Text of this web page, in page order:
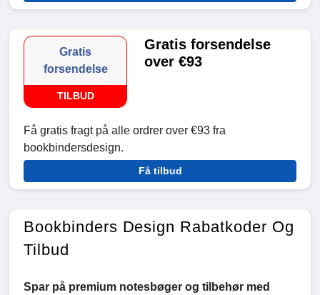
Gratis
forsendelse
TILBUD
Gratis forsendelse
over €93
Få gratis fragt på alle ordrer over €93 fra
bookbindersdesign.
Få tilbud
Bookbinders Design Rabatkoder Og
Tilbud
Spar på premium notesbøger og tilbehør med